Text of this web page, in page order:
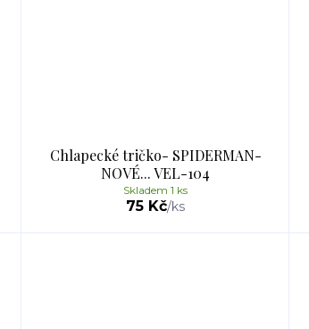
Chlapecké tričko- SPIDERMAN-
NOVÉ... VEL-104
75 Kč/ks
Skladem 1 ks